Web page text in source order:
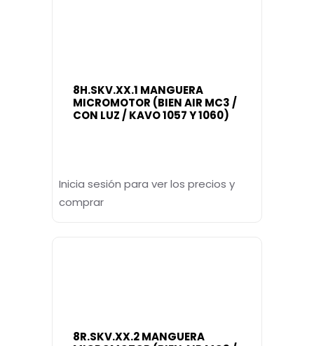
8H.SKV.XX.1 MANGUERA
MICROMOTOR (BIEN AIR MC3 /
CON LUZ / KAVO 1057 Y 1060)
Inicia sesión para ver los precios y
comprar
8R.SKV.XX.2 MANGUERA